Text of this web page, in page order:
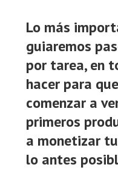
Lo más
guiaremos
por tarea, en
hacer para
comenzar a
primeros
a monetizar
lo antes